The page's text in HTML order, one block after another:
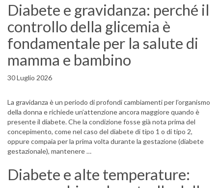
Diabete e gravidanza: perché il
controllo della glicemia è
fondamentale per la salute di
mamma e bambino
30 Luglio 2026
La gravidanza è un periodo di profondi cambiamenti per l’organismo
della donna e richiede un’attenzione ancora maggiore quando è
presente il diabete. Che la condizione fosse già nota prima del
concepimento, come nel caso del diabete di tipo 1 o di tipo 2,
oppure compaia per la prima volta durante la gestazione (diabete
gestazionale), mantenere …
Diabete e alte temperature: